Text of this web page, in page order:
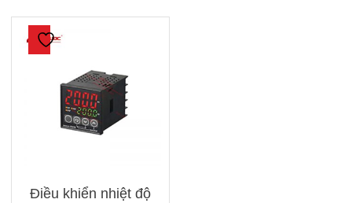
Điều khiển nhiệt độ